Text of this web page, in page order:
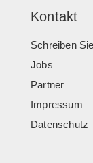
Kontakt
Schreiben
Jobs
Partner
Impressum
Datenschutz